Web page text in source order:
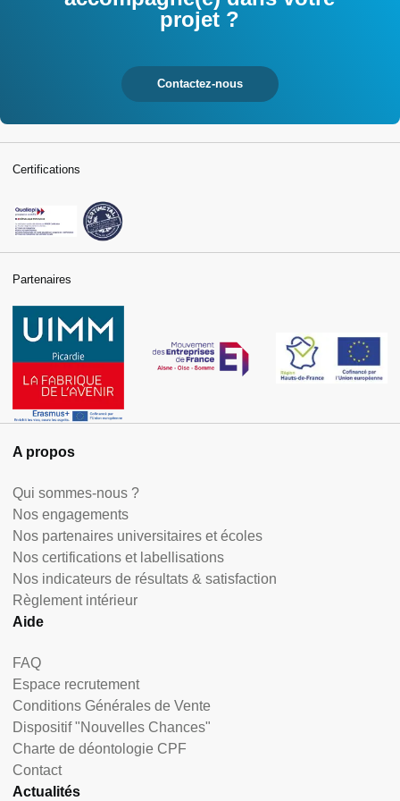
projet ?
Contactez-nous
A propos
Qui sommes-nous ?
Nos engagements
Nos partenaires universitaires et écoles
Nos certifications et labellisations
Nos indicateurs de résultats & satisfaction
Règlement intérieur
Aide
FAQ
Espace recrutement
Conditions Générales de Vente
Dispositif "Nouvelles Chances"
Charte de déontologie CPF
Contact
Actualités
Certifications
Partenaires